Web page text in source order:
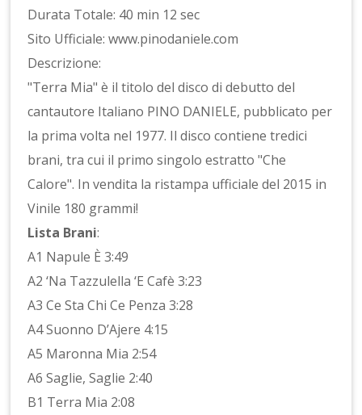
Durata Totale: 40 min 12 sec
Sito Ufficiale: www.pinodaniele.com
Descrizione:
"Terra Mia" è il titolo del disco di debutto del
cantautore Italiano PINO DANIELE, pubblicato per
la prima volta nel 1977. Il disco contiene tredici
brani, tra cui il primo singolo estratto "Che
Calore". In vendita la ristampa ufficiale del 2015 in
Vinile 180 grammi!
Lista Brani:
A1 Napule È 3:49
A2 ‘Na Tazzulella ‘E Cafè 3:23
A3 Ce Sta Chi Ce Penza 3:28
A4 Suonno D’Ajere 4:15
A5 Maronna Mia 2:54
A6 Saglie, Saglie 2:40
B1 Terra Mia 2:08